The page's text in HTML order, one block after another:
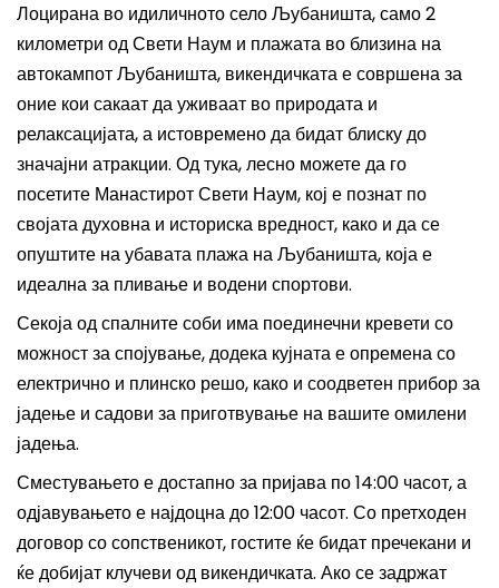
Лоцирана во идиличното село Љубаништа, само 2
километри од Свети Наум и плажата во близина на
автокампот Љубаништа, викендичката е совршена за
оние кои сакаат да уживаат во природата и
релаксацијата, а истовремено да бидат блиску до
значајни атракции. Од тука, лесно можете да го
посетите Манастирот Свети Наум, кој е познат по
својата духовна и историска вредност, како и да се
опуштите на убавата плажа на Љубаништа, која е
идеална за пливање и водени спортови.
Секоја од спалните соби има поединечни кревети со
можност за спојување, додека кујната е опремена со
електрично и плинско решо, како и соодветен прибор за
јадење и садови за приготвување на вашите омилени
јадења.
Сместувањето е достапно за пријава по 14:00 часот, а
одјавувањето е најдоцна до 12:00 часот. Со претходен
договор со сопственикот, гостите ќе бидат пречекани и
ќе добијат клучеви од викендичката. Ако се задржат